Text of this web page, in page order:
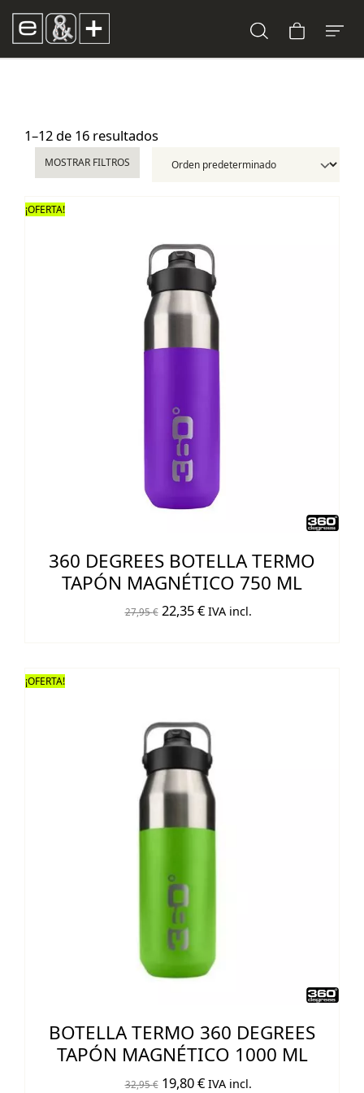
1–12 de 16 resultados
MOSTRAR FILTROS
¡OFERTA!
360 DEGREES BOTELLA TERMO
TAPÓN MAGNÉTICO 750 ML
27,95€ El
22,35€ElIVA incl.
¡OFERTA!
BOTELLA TERMO 360 DEGREES
TAPÓN MAGNÉTICO 1000 ML
32,95€ El
19,80€ElIVA incl.